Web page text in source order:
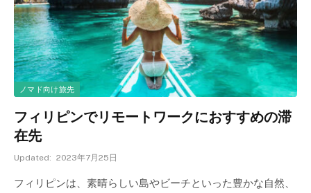
ノマド向け旅先
フィリピンでリモートワークにおすすめの滞
在先
Updated: 2023年7月25日
フィリピンは、素晴らしい島やビーチといった豊かな自然、